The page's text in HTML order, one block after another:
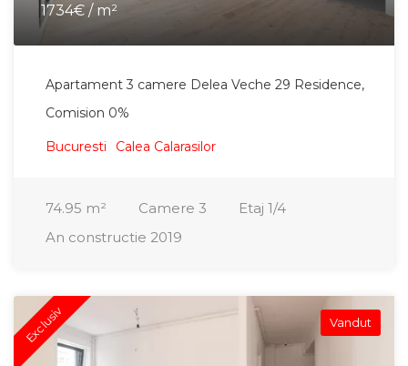
1734€ / m²
Apartament 3 camere Delea Veche 29 Residence,
Comision 0%
Bucuresti Calea Calarasilor
74.95 m² Camere 3 Etaj 1/4
An constructie 2019
Exclusiv Vandut